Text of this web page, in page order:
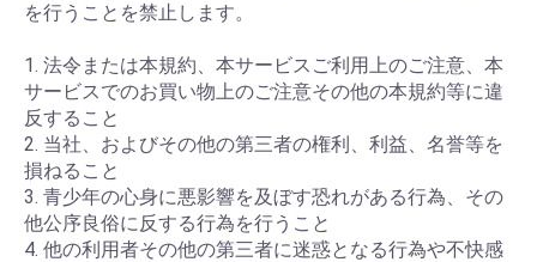
を行うことを禁止します。
1. 法令または本規約、本サービスご利用上のご注意、本
サービスでのお買い物上のご注意その他の本規約等に違
反すること
2. 当社、およびその他の第三者の権利、利益、名誉等を
損ねること
3. 青少年の心身に悪影響を及ぼす恐れがある行為、その
他公序良俗に反する行為を行うこと
4. 他の利用者その他の第三者に迷惑となる行為や不快感